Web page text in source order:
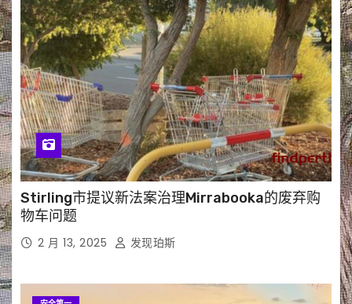
Stirling市提议新法案治理Mirrabooka的废弃购
物车问题
2 月 13, 2025 发现珀斯